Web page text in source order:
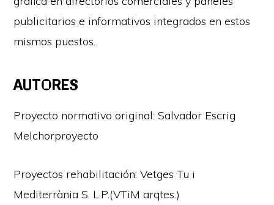
publicitarios e informativos integrados en estos
mismos puestos.
AUTORES
Proyecto normativo original: Salvador Escrig
Melchorproyecto
Proyectos rehabilitación: Vetges Tu i
Mediterrània S. L.P.(VTiM arqtes.)